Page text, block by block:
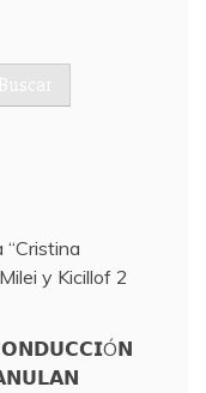
Buscar
y Kicillof 2